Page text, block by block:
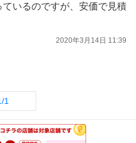
いるのですが、安価で見積
2020年3月14日 11:39
1